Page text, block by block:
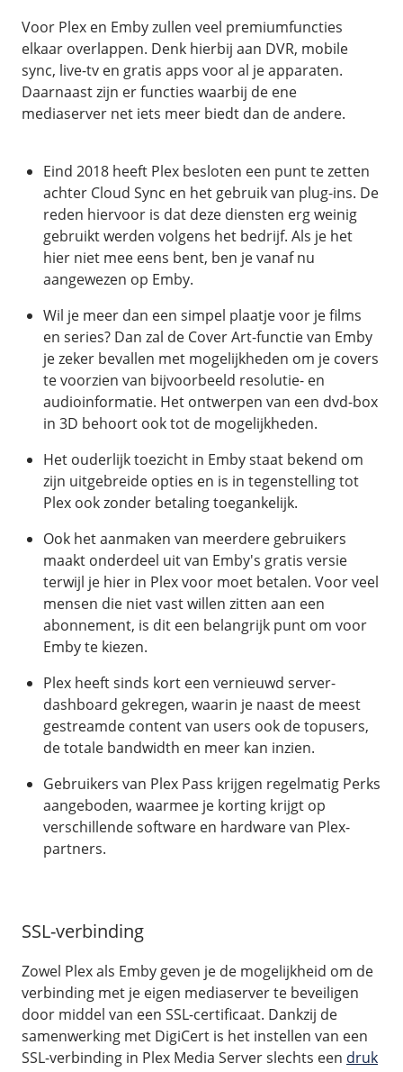
Voor Plex en Emby zullen veel premiumfuncties
elkaar overlappen. Denk hierbij aan DVR, mobile
sync, live-tv en gratis apps voor al je apparaten.
Daarnaast zijn er functies waarbij de ene
mediaserver net iets meer biedt dan de andere.
Eind 2018 heeft Plex besloten een punt te zetten
achter Cloud Sync en het gebruik van plug-ins. De
reden hiervoor is dat deze diensten erg weinig
gebruikt werden volgens het bedrijf. Als je het
hier niet mee eens bent, ben je vanaf nu
aangewezen op Emby.
Wil je meer dan een simpel plaatje voor je films
en series? Dan zal de Cover Art-functie van Emby
je zeker bevallen met mogelijkheden om je covers
te voorzien van bijvoorbeeld resolutie- en
audioinformatie. Het ontwerpen van een dvd-box
in 3D behoort ook tot de mogelijkheden.
Het ouderlijk toezicht in Emby staat bekend om
zijn uitgebreide opties en is in tegenstelling tot
Plex ook zonder betaling toegankelijk.
Ook het aanmaken van meerdere gebruikers
maakt onderdeel uit van Emby's gratis versie
terwijl je hier in Plex voor moet betalen. Voor veel
mensen die niet vast willen zitten aan een
abonnement, is dit een belangrijk punt om voor
Emby te kiezen.
Plex heeft sinds kort een vernieuwd server-
dashboard gekregen, waarin je naast de meest
gestreamde content van users ook de topusers,
de totale bandwidth en meer kan inzien.
Gebruikers van Plex Pass krijgen regelmatig Perks
aangeboden, waarmee je korting krijgt op
verschillende software en hardware van Plex-
partners.
SSL-verbinding
Zowel Plex als Emby geven je de mogelijkheid om de
verbinding met je eigen mediaserver te beveiligen
door middel van een SSL-certificaat. Dankzij de
samenwerking met DigiCert is het instellen van een
SSL-verbinding in Plex Media Server slechts een druk